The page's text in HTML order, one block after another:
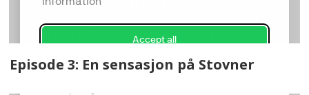
Episode 3: En sensasjon på Stovner